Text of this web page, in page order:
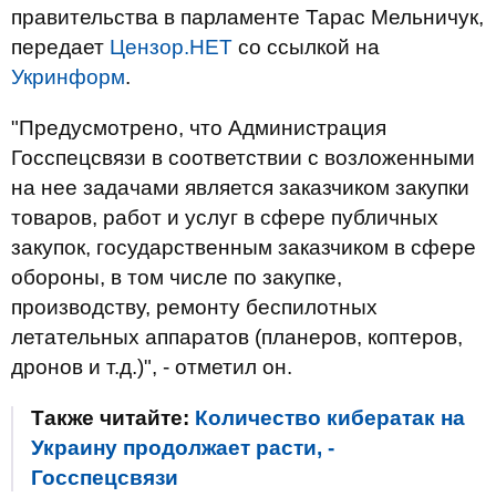
правительства в парламенте Тарас Мельничук,
передает Цензор.НЕТ со ссылкой на
Укринформ.
"Предусмотрено, что Администрация
Госспецсвязи в соответствии с возложенными
на нее задачами является заказчиком закупки
товаров, работ и услуг в сфере публичных
закупок, государственным заказчиком в сфере
обороны, в том числе по закупке,
производству, ремонту беспилотных
летательных аппаратов (планеров, коптеров,
дронов и т.д.)", - отметил он.
Также читайте: Количество кибератак на
Украину продолжает расти, -
Госспецсвязи